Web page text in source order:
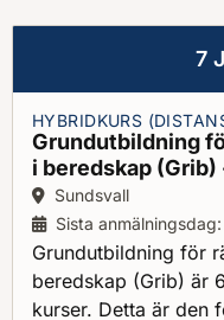
7
HYBRIDKURS
Grundutbildning
i beredskap (Grib)
Ort:Sundsvall
Sista
Grundutbildning för
beredskap (Grib) är
kurser. Detta är den